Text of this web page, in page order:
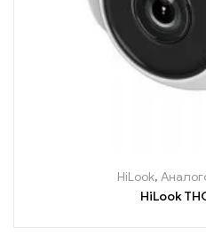
HiLook,
HiLook